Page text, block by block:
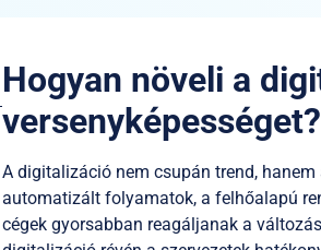
Hogyan növeli a
versenyképességet?
A digitalizáció nem csupán trend,
automatizált folyamatok, a felhőalapú
cégek gyorsabban reagáljanak a